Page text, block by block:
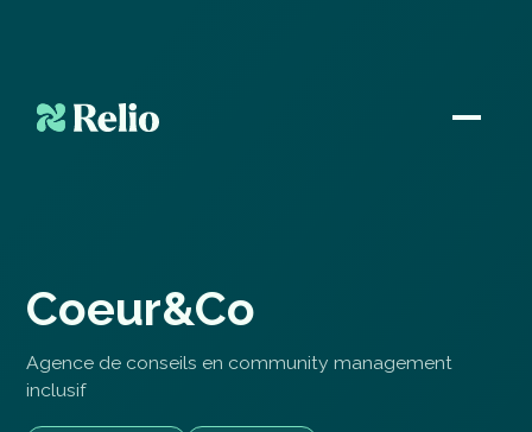
Coeur&Co
Agence de conseils en community management
inclusif